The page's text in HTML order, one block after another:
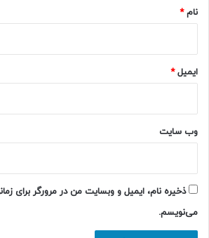
نام*
ایمیل*
وب‌ سایت
ذخیره نام، ایمیل و وبسایت من در مرورگر برای
می‌نویسم.